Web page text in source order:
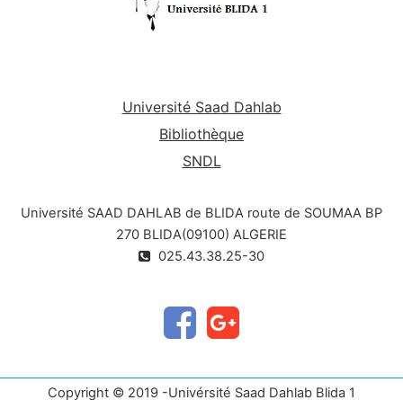
Université Saad Dahlab
Bibliothèque
SNDL
Université SAAD DAHLAB de BLIDA route de SOUMAA BP
270 BLIDA(09100) ALGERIE
025.43.38.25-30
Copyright © 2019 -Univérsité Saad Dahlab Blida 1